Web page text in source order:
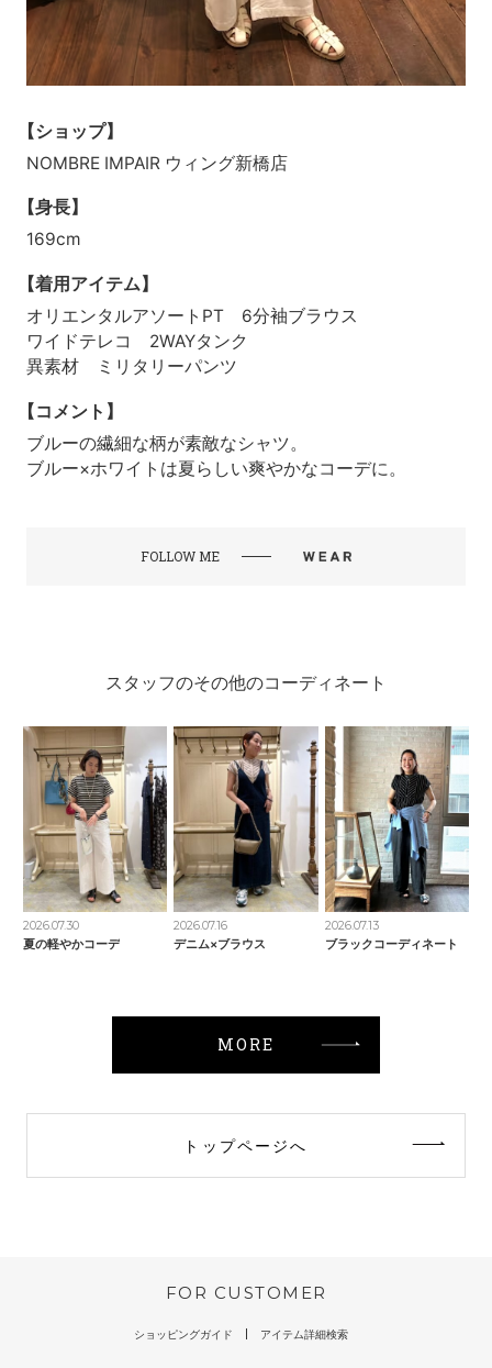
【ショップ】
NOMBRE IMPAIR ウィング新橋店
【身長】
169cm
【着用アイテム】
オリエンタルアソートPT 6分袖ブラウス
ワイドテレコ 2WAYタンク
異素材 ミリタリーパンツ
【コメント】
ブルーの繊細な柄が素敵なシャツ。
ブルー×ホワイトは夏らしい爽やかなコーデに。
FOLLOW ME
スタッフのその他のコーディネート
2026.07.30
夏の軽やかコーデ
2026.07.16
デニム×ブラウス
2026.07.13
ブラックコーディネート
MORE
トップページへ
FOR CUSTOMER
ショッピングガイド アイテム詳細検索